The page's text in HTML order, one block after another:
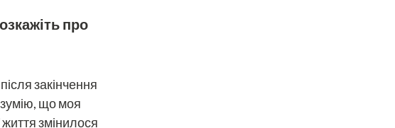
про
закінчення
що моя
змінилося